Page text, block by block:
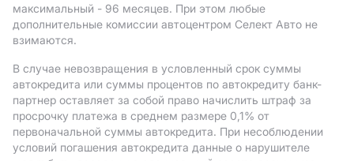
максимальный - 96 месяцев. При этом любые
дополнительные комиссии автоцентром Селект Авто не
взимаются.
В случае невозвращения в условленный срок суммы
автокредита или суммы процентов по автокредиту банк-
партнер оставляет за собой право начислить штраф за
просрочку платежа в среднем размере 0,1% от
первоначальной суммы автокредита. При несоблюдении
условий погашения автокредита данные о нарушителе